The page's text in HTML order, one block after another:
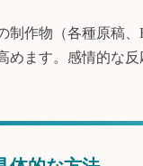
制作物（各種原稿
めます。感情的な